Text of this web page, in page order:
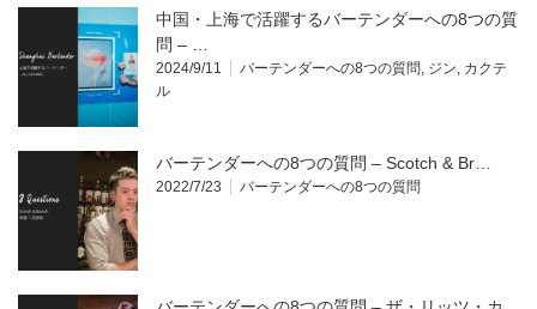
中国・上海で活躍するバーテンダーへの8つの質
問 – …
2024/9/11 バーテンダーへの8つの質問, ジン, カクテ
ル
バーテンダーへの8つの質問 – Scotch & Br…
2022/7/23 バーテンダーへの8つの質問